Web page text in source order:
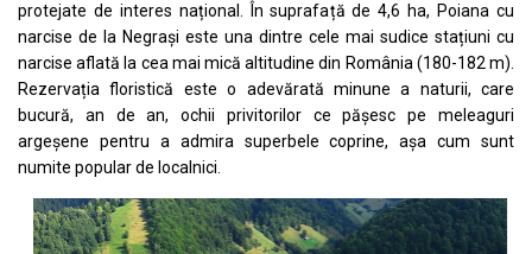
protejate de interes național. În suprafață de 4,6 ha, Poiana cu
narcise de la Negrași este una dintre cele mai sudice stațiuni cu
narcise aflată la cea mai mică altitudine din România (180-182 m).
Rezervația floristică este o adevărată minune a naturii, care
bucură, an de an, ochii privitorilor ce pășesc pe meleaguri
argeșene pentru a admira superbele coprine, așa cum sunt
numite popular de localnici.